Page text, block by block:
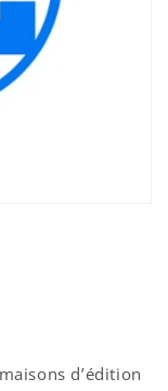
d’édition